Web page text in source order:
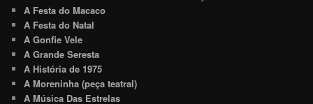
A Festa do Macaco
A Festa do Natal
A Gonfie Vele
A Grande Seresta
A História de 1975
A Moreninha (peça teatral)
A Música Das Estrelas